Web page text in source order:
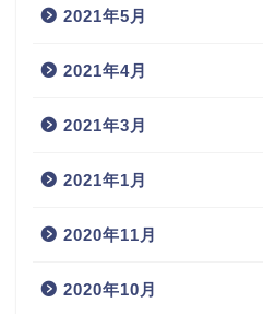
2021年5月
2021年4月
2021年3月
2021年1月
2020年11月
2020年10月